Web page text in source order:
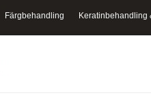
Färgbehandling Keratinbehandling